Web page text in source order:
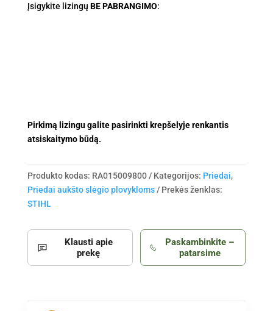
20
Įsigykite lizingų BE PABRANGIMO:
Pirkimą lizingu galite pasirinkti krepšelyje renkantis
atsiskaitymo būdą.
Produkto kodas: RA015009800 Kategorijos: Priedai,
Priedai aukšto slėgio plovykloms
Prekės ženklas:
STIHL
Klausti apie
prekę
Paskambinkite –
patarsime